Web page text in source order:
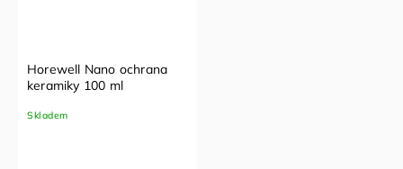
Horewell Nano ochrana
keramiky 100 ml
Skladem